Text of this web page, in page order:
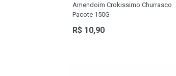
Amendoim Crokissimo Churrasco
Pacote 150G
R$ 10,90